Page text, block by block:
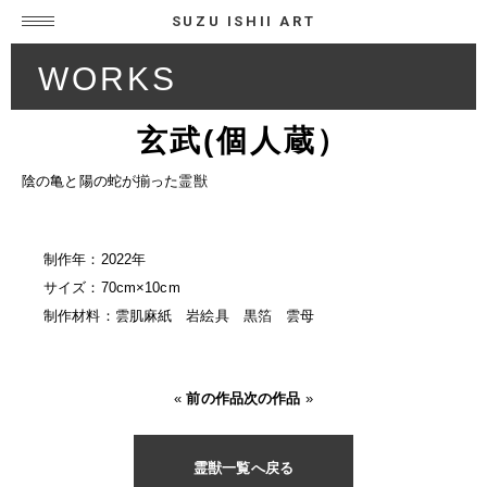
SUZU ISHII ART
WORKS
玄武(個人蔵）
陰の亀と陽の蛇が揃った霊獣
制作年：2022年
サイズ：70cm×10cm
制作材料：雲肌麻紙 岩絵具 黒箔 雲母
«前の作品次の作品 »
霊獣一覧へ戻る